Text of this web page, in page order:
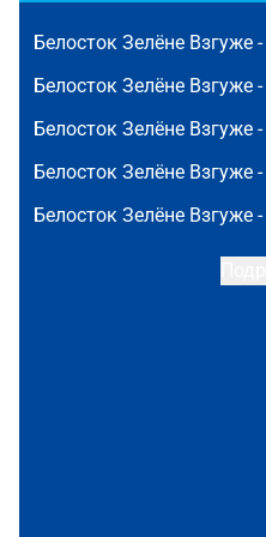
Белосток Зелёне Взгуже -
Белосток Зелёне Взгуже -
Белосток Зелёне Взгуже -
Белосток Зелёне Взгуже -
Белосток Зелёне Взгуже -